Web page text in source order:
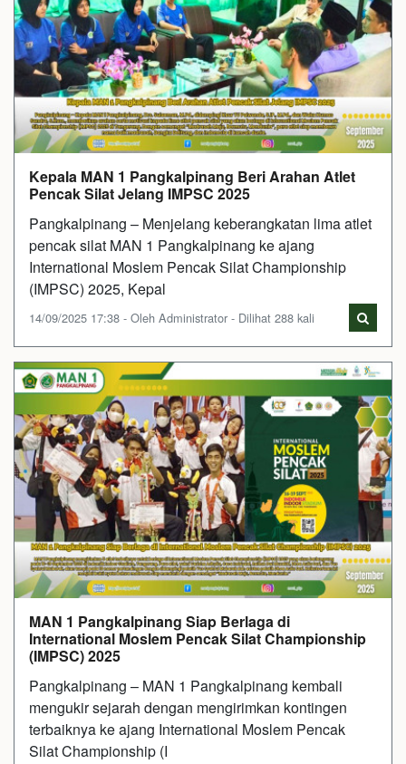
Kepala MAN 1 Pangkalpinang Beri Arahan Atlet
Pencak Silat Jelang IMPSC 2025
Pangkalpinang – Menjelang keberangkatan lima atlet
pencak silat MAN 1 Pangkalpinang ke ajang
International Moslem Pencak Silat Championship
(IMPSC) 2025, Kepal
14/09/2025 17:38 - Oleh Administrator - Dilihat 288 kali
MAN 1 Pangkalpinang Siap Berlaga di
International Moslem Pencak Silat Championship
(IMPSC) 2025
Pangkalpinang – MAN 1 Pangkalpinang kembali
mengukir sejarah dengan mengirimkan kontingen
terbaiknya ke ajang International Moslem Pencak
Silat Championship (I